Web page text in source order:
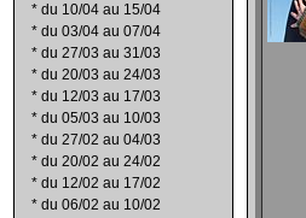
* du 10/04 au 15/04
* du 03/04 au 07/04
* du 27/03 au 31/03
* du 20/03 au 24/03
* du 12/03 au 17/03
* du 05/03 au 10/03
* du 27/02 au 04/03
* du 20/02 au 24/02
* du 12/02 au 17/02
* du 06/02 au 10/02